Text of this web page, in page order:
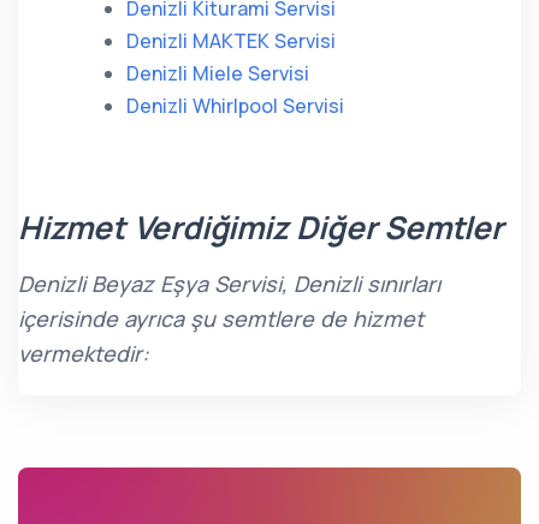
Denizli Kiturami Servisi
Denizli MAKTEK Servisi
Denizli Miele Servisi
Denizli Whirlpool Servisi
Hizmet Verdiğimiz Diğer Semtler
Denizli Beyaz Eşya Servisi, Denizli sınırları
içerisinde ayrıca şu semtlere de hizmet
vermektedir: